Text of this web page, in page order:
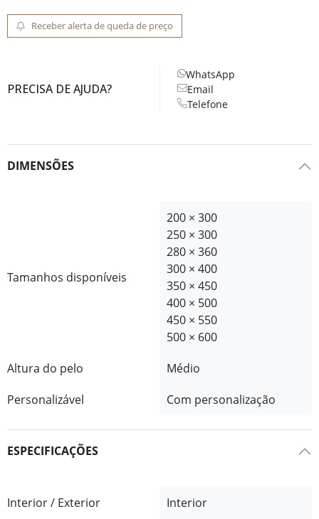
Receber alerta de queda de preço
PRECISA DE AJUDA?
WhatsApp
Email
Telefone
DIMENSÕES
Tamanhos disponíveis
200 × 300
250 × 300
280 × 360
300 × 400
350 × 450
400 × 500
450 × 550
500 × 600
Altura do pelo
Médio
Personalizável
Com personalização
ESPECIFICAÇÕES
Interior / Exterior Interior